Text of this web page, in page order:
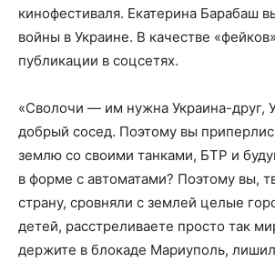
кинофестиваля. Екатерина Барабаш
войны в Украине. В качестве
публикации в соцсетях.
«Сволочи — им нужна Украина-друг,
добрый сосед. Поэтому вы
землю со своими танками, БТР и
в форме с автоматами? Поэтому вы,
страну, сровняли с землей целые
детей, расстреливаете просто так
держите в блокаде Мариуполь,